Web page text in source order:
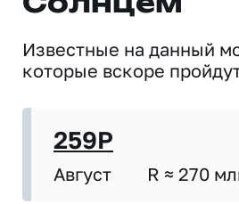
Известные на данный
которые вскоре
259P
Август R ≈ 270